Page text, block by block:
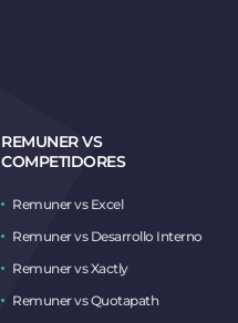
REMUNER VS
COMPETIDORES
Remuner vs Excel
Remuner vs Desarrollo Interno
Remuner vs Xactly
Remuner vs Quotapath